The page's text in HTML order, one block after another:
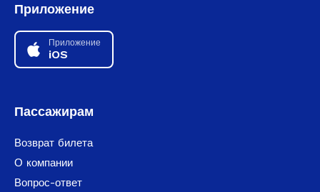
Приложение
Приложение
iOS
Пассажирам
Возврат билета
О компании
Вопрос-ответ